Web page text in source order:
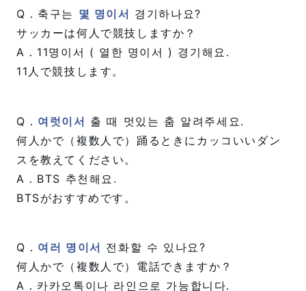
Q．축구는 몇 명이서 경기하나요?
サッカーは何人で競技しますか？
A．11명이서 ( 열한 명이서 ) 경기해요.
11人で競技します。
Q． 여럿이서 출 때 멋있는 춤 알려주세요.
何人かで（複数人で）踊るときにカッコいいダン
スを教えてください。
A．BTS 추천해요.
BTSがおすすめです。
Q． 여러 명이서 전화할 수 있나요?
何人かで（複数人で）電話できますか？
A．카카오톡이나 라인으로 가능합니다.